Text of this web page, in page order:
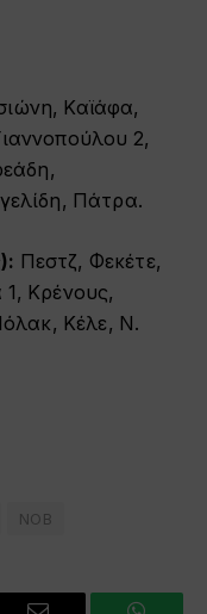
Καϊάφα,
2,
Πάτρα.
Πεστζ, Φεκέτε,
Κρένους,
Κέλε, Ν.
ΝΟΒ